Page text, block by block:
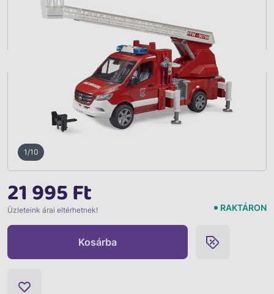
1/10
21 995 Ft
Üzleteink árai eltérhetnek! RAKTÁRON
Kosárba